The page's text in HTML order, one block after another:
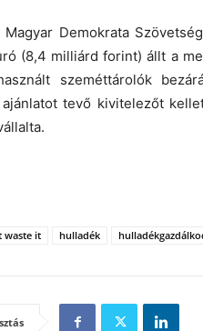
Magyar Demokrata
(8,4 milliárd forint) állt a
szeméttárolók
tevő kivitelezőt
waste it hulladék